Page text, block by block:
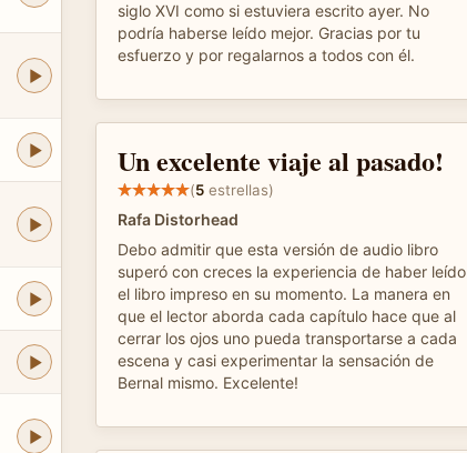
siglo XVI como si estuviera escrito ayer. No
podría haberse leído mejor. Gracias por tu
esfuerzo y por regalarnos a todos con él.
Un excelente viaje al pasado!
(5 estrellas)
Rafa Distorhead
Debo admitir que esta versión de audio libro
superó con creces la experiencia de haber leído
el libro impreso en su momento. La manera en
que el lector aborda cada capítulo hace que al
cerrar los ojos uno pueda transportarse a cada
escena y casi experimentar la sensación de
Bernal mismo. Excelente!